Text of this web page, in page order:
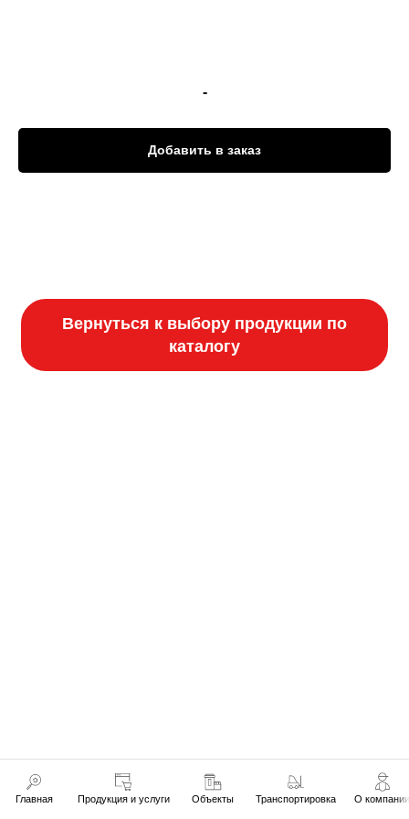
Главная Продукция и услуги Объекты Транспортировка О
-
Добавить в заказ
Вернуться к выбору продукции по
каталогу